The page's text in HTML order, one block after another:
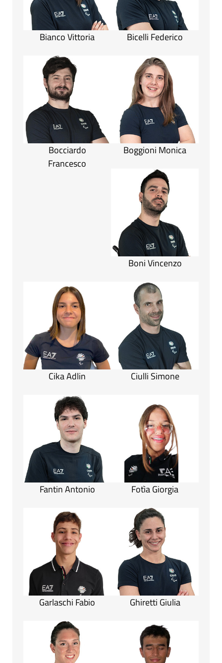
Bianco Vittoria Bicelli Federico
Bocciardo
Francesco
Boggioni Monica
Boni Vincenzo
Cika Adlin Ciulli Simone
Fantin Antonio Fotìa Giorgia
Garlaschi Fabio Ghiretti Giulia